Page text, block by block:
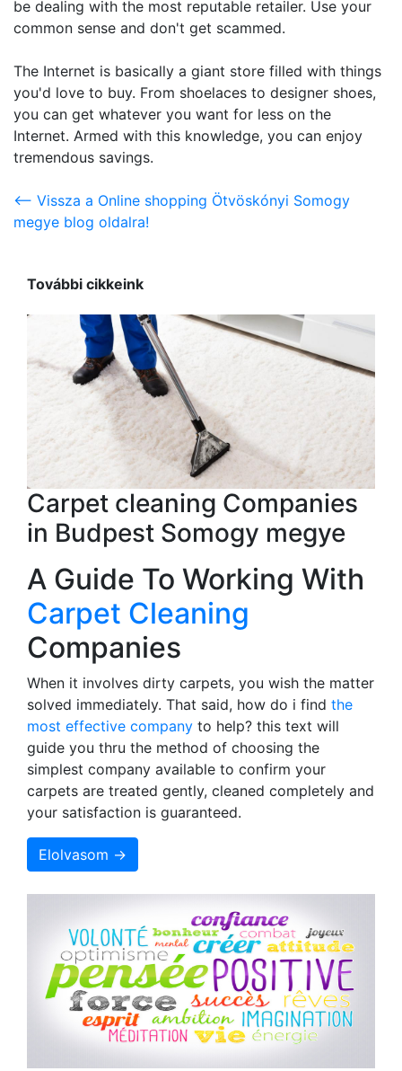
be dealing with the most reputable retailer. Use your
common sense and don't get scammed.
The Internet is basically a giant store filled with things
you'd love to buy. From shoelaces to designer shoes,
you can get whatever you want for less on the
Internet. Armed with this knowledge, you can enjoy
tremendous savings.
<-- Vissza a Online shopping Ötvöskónyi Somogy
megye blog oldalra!
További cikkeink
Carpet cleaning Companies
in Budpest Somogy megye
A Guide To Working With
Carpet Cleaning
Companies
When it involves dirty carpets, you wish the matter
solved immediately. That said, how do i find the
most effective company to help? this text will
guide you thru the method of choosing the
simplest company available to confirm your
carpets are treated gently, cleaned completely and
your satisfaction is guaranteed.
Elolvasom →